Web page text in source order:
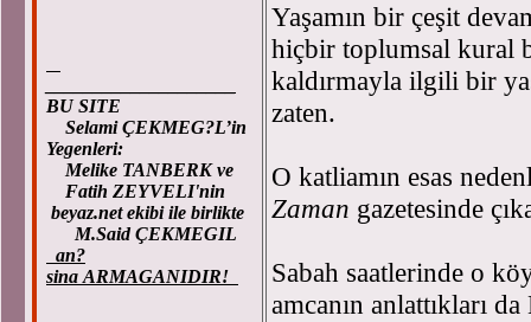
BU SITE
Selami ÇEKMEG?L’in
Yegenleri:
Melike TANBERK ve
Fatih ZEYVELI'nin
beyaz.net ekibi ile birlikte
M.Said ÇEKMEGIL
an?
sina ARMAGANIDIR!
Yaşamın bir çeşit
hiçbir toplumsal kural
kaldırmayla ilgili bir
zaten.
O katliamın esas
Zaman gazetesinde
Sabah saatlerinde o
amcanın anlattıkları